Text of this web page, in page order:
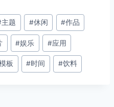
主题 #休闲 #作品
#娱乐 #应用
板 #时间 #饮料